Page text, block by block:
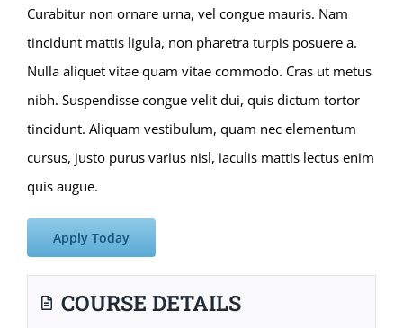
Curabitur non ornare urna, vel congue mauris. Nam
tincidunt mattis ligula, non pharetra turpis posuere a.
Nulla aliquet vitae quam vitae commodo. Cras ut metus
nibh. Suspendisse congue velit dui, quis dictum tortor
tincidunt. Aliquam vestibulum, quam nec elementum
cursus, justo purus varius nisl, iaculis mattis lectus enim
quis augue.
Apply Today
COURSE DETAILS